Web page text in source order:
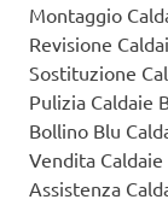
Montaggio
Revisione
Sostituzione
Pulizia Caldaie
Bollino Blu
Vendita Caldaie
Assistenza